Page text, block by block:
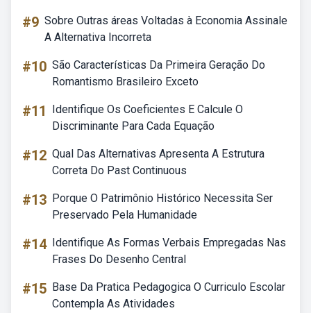
#9 Sobre Outras áreas Voltadas à Economia Assinale
A Alternativa Incorreta
#10 São Características Da Primeira Geração Do
Romantismo Brasileiro Exceto
#11
Identifique Os Coeficientes E Calcule O
Discriminante Para Cada Equação
#12 Qual Das Alternativas Apresenta A Estrutura
Correta Do Past Continuous
#13 Porque O Patrimônio Histórico Necessita Ser
Preservado Pela Humanidade
#14 Identifique As Formas Verbais Empregadas Nas
Frases Do Desenho Central
#15 Base Da Pratica Pedagogica O Curriculo Escolar
Contempla As Atividades